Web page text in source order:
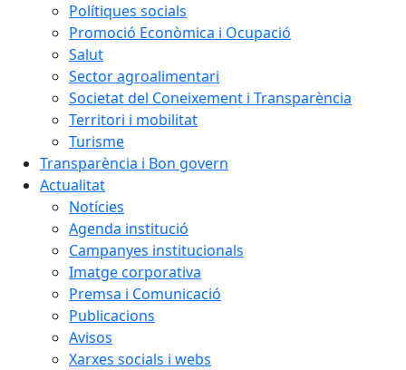
Polítiques socials
Promoció Econòmica i Ocupació
Salut
Sector agroalimentari
Societat del Coneixement i Transparència
Territori i mobilitat
Turisme
Transparència i Bon govern
Actualitat
Notícies
Agenda institució
Campanyes institucionals
Imatge corporativa
Premsa i Comunicació
Publicacions
Avisos
Xarxes socials i webs